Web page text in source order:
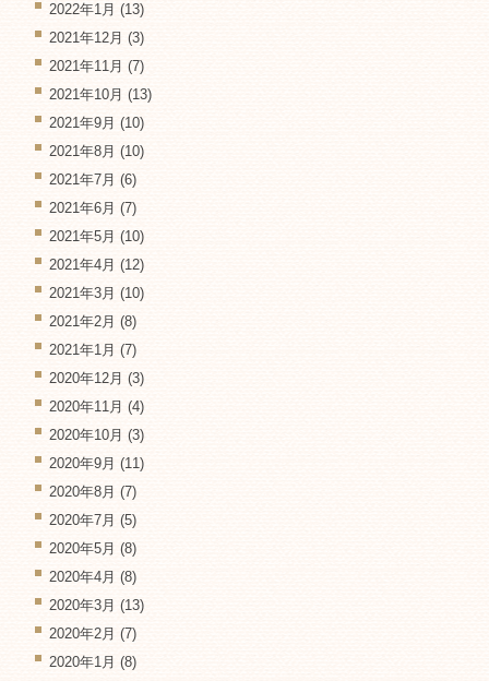
2022年1月 (13)
2021年12月 (3)
2021年11月 (7)
2021年10月 (13)
2021年9月 (10)
2021年8月 (10)
2021年7月 (6)
2021年6月 (7)
2021年5月 (10)
2021年4月 (12)
2021年3月 (10)
2021年2月 (8)
2021年1月 (7)
2020年12月 (3)
2020年11月 (4)
2020年10月 (3)
2020年9月 (11)
2020年8月 (7)
2020年7月 (5)
2020年5月 (8)
2020年4月 (8)
2020年3月 (13)
2020年2月 (7)
2020年1月 (8)